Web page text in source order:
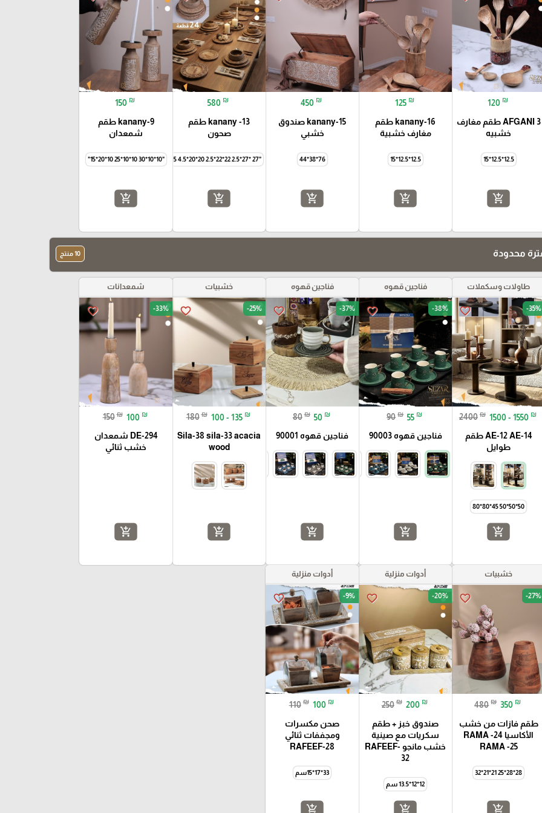
120 ₪
AFGANI 3 طقم مغارف
خشبيه
12.5*12.5*15
add_shopping_cart
125 ₪
kanany-16 طقم
مغارف خشبية
12.5*12.5*15
add_shopping_cart
450 ₪
kanany-15 صندوق
خشبي
76*38*44
add_shopping_cart
580 ₪
kanany -13 طقم
صحون
"27 *27*2.5 22*22*2.5 20*20*4.5 15*15*8"
add_shopping_cart
150 ₪
kanany-9 طقم
شمعدان
"10*10*30 10*10*25 10*20*15"
add_shopping_cart
محدودة 10 منتج
طاولات وسكملات
favorite_border -35%
2400 ₪ 1500 - 1550 ₪
AE-12 AE-14 طقم
طوايل
50*50*50 45*80*80
add_shopping_cart
فناجين قهوه
favorite_border -38%
90 ₪ 55 ₪
فناجين قهوه 90003
add_shopping_cart
فناجين قهوه
favorite_border -37%
80 ₪ 50 ₪
فناجين قهوه 90001
add_shopping_cart
خشبيات
favorite_border -25%
180 ₪ 100 - 135 ₪
Sila-38 sila-33 acacia
wood
add_shopping_cart
شمعدانات
favorite_border -33%
150 ₪ 100 ₪
DE-294 شمعدان
خشب ثنائي
add_shopping_cart
خشبيات
favorite_border -27%
480 ₪ 350 ₪
طقم فازات من خشب
الأكاسيا RAMA -24
RAMA -25
28*28*25 21*21*32
add_shopping_cart
أدوات منزلية
favorite_border -20%
250 ₪ 200 ₪
صندوق خبز + طقم
سكريات مع صينية
خشب مانجو RAFEEF-
32
12*12*13.5 سم
add_shopping_cart
أدوات منزلية
favorite_border -9%
110 ₪ 100 ₪
صحن مكسرات
ومجففات ثنائي
RAFEEF-28
33*17*15سم
add_shopping_cart